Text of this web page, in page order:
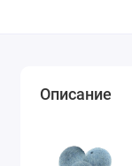
Описание